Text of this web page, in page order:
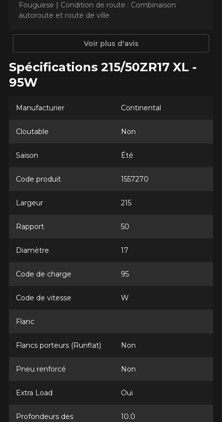
Fouguese | Condition de route : Combinaison
autoroute et route de ville
Voir plus d'avis
Spécifications 215/50ZR17 XL -
95W
Manufacturier Continental
Cloutable Non
Saison Été
Code produit 1557270
Largeur 215
Rapport 50
Diamètre 17
Code de charge 95
Code de vitesse W
Flanc
Flancs porteurs (Runflat) Non
Pneu renforcé Non
Extra Load Oui
Profondeurs des
10.0
AJOUTER UN AVIS
Votre avis concernant le
EXTREME​CONTACT DWS 06
PLUS
Nom
Votre véhicule
Option
KM parcourus